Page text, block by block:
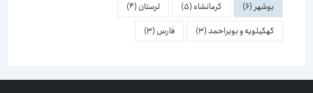
بوشهر(6) کرمانشاه(5) لرستان(4)
کهکیلویه و بویراحمد(3) فارس(3)